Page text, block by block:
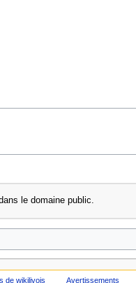
le domaine public.
de wikilivois Avertissements